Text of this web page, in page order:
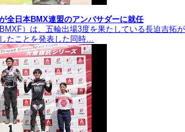
全日本BMX連盟のアンバサダーに就任
）は、五輪出場3度を果たしている長迫吉拓が
たことを発表した同時…